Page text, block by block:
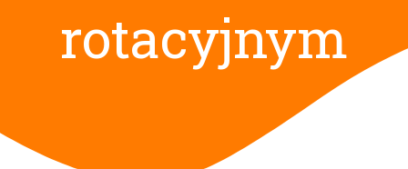
rotacyjnym